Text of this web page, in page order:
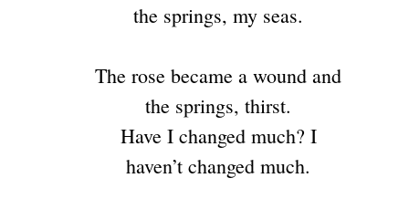
the springs, my seas.
The rose became a wound and
the springs, thirst.
Have I changed much? I
haven’t changed much.